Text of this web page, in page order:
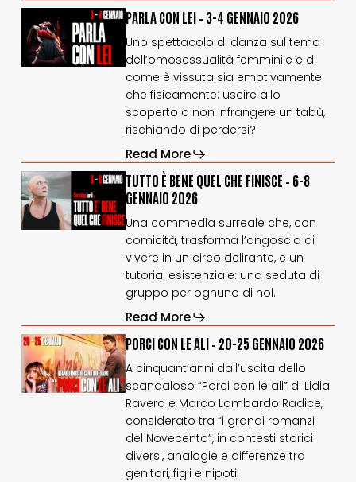
CON
LEI
PARLA
LEI
–
3-
4
gennaio
2026
PARLA CON LEI – 3-4 GENNAIO 2026
Uno spettacolo di danza sul tema
dell’omosessualità femminile e di
come è vissuta sia emotivamente
che fisicamente: uscire allo
scoperto o non infrangere un tabù,
rischiando di perdersi?
Read More
TUTTO
È
BENE
QUEL
2026
TUTTO
È
BENE
QUEL
CHE
FINISCE
–
6-
8
gennaio
2026
TUTTO È BENE QUEL CHE FINISCE – 6-8
GENNAIO 2026
Una commedia surreale che, con
comicità, trasforma l’angoscia di
vivere in un circo delirante, e un
tutorial esistenziale: una seduta di
gruppo per ognuno di noi.
Read More
PORCI
CON
LE
ALI
PORCI
CON
LE
ALI
–
20-
25
gennaio
2026
PORCI CON LE ALI – 20-25 GENNAIO 2026
A cinquant’anni dall’uscita dello
scandaloso “Porci con le ali” di Lidia
Ravera e Marco Lombardo Radice,
considerato tra “i grandi romanzi
del Novecento”, in contesti storici
diversi, analogie e differenze tra
genitori, figli e nipoti.